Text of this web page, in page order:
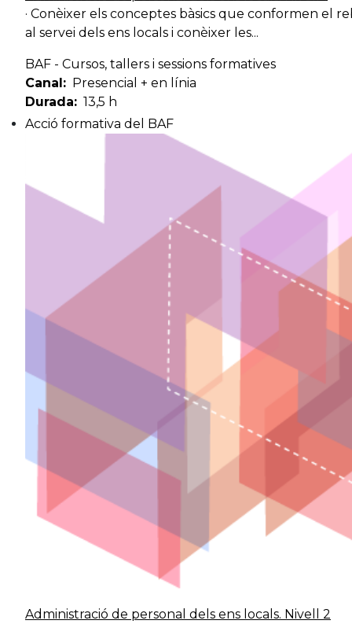
· Conèixer els conceptes bàsics que conformen el
al servei dels ens locals i conèixer les...
BAF - Cursos, tallers i sessions formatives
Canal
Presencial + en línia
Durada
13,5 h
Acció formativa del BAF
Títol
Administració de personal dels ens locals. Nivell 2